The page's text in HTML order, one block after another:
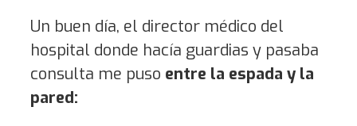
Un buen día, el director médico del
hospital donde hacía guardias y pasaba
consulta me puso entre la espada y la
pared: